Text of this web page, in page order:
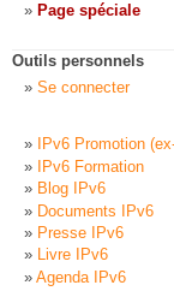
Page spéciale
Outils personnels
Se connecter
IPv6 Promotion
IPv6 Formation
Blog IPv6
Documents IPv6
Presse IPv6
Livre IPv6
Agenda IPv6